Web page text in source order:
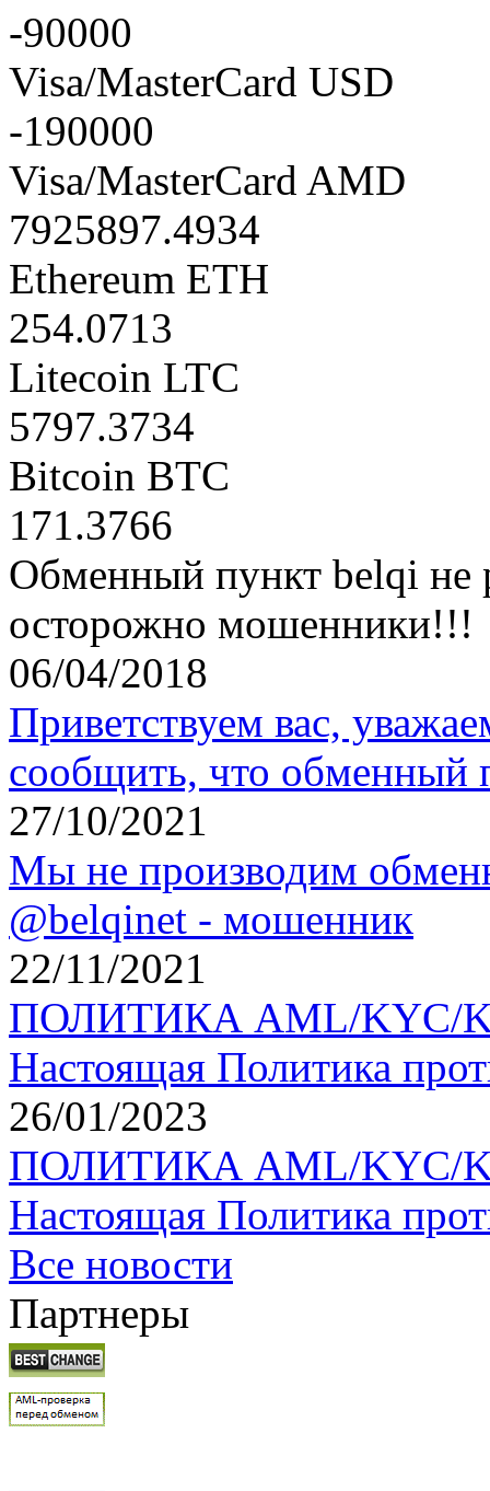
-90000
Visa/MasterCard USD
-190000
Visa/MasterCard AMD
7925897.4934
Ethereum ETH
254.0713
Litecoin LTC
5797.3734
Bitcoin BTC
171.3766
Обменный пункт belqi не
осторожно мошенники!!!
06/04/2018
Приветствуем вас,
сообщить, что
27/10/2021
Мы не производим
@belqinet - мошенник
22/11/2021
ПОЛИТИКА AML/KYC/
Настоящая Политика
26/01/2023
ПОЛИТИКА AML/KYC/
Настоящая Политика
Все новости
Партнеры